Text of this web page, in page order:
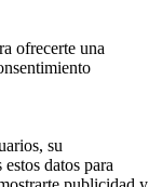
ofrecerte una
su
datos para